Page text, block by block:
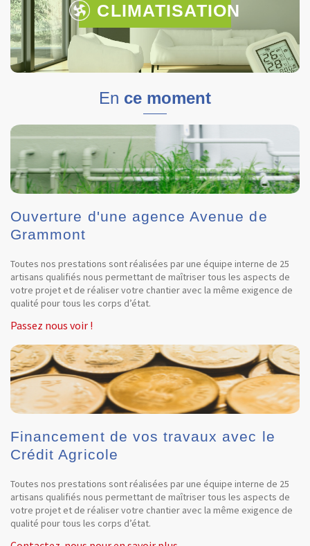
CLIMATISATION
En ce moment
Ouverture d'une agence Avenue de
Grammont
Toutes nos prestations sont réalisées par une équipe interne de 25
artisans qualifiés nous permettant de maîtriser tous les aspects de
votre projet et de réaliser votre chantier avec la même exigence de
qualité pour tous les corps d’état.
Passez nous voir !
Financement de vos travaux avec le
Crédit Agricole
Toutes nos prestations sont réalisées par une équipe interne de 25
artisans qualifiés nous permettant de maîtriser tous les aspects de
votre projet et de réaliser votre chantier avec la même exigence de
qualité pour tous les corps d’état.